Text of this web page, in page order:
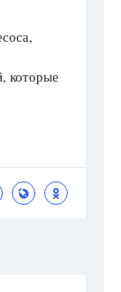
Воспитание
которые